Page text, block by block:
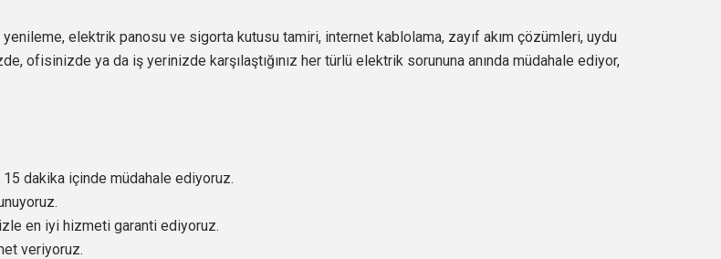
elektrik panosu ve sigorta kutusu tamiri, internet kablolama, zayıf akım çözümleri, uydu
ofisinizde ya da iş yerinizde karşılaştığınız her türlü elektrik sorununa anında müdahale ediyor,
15 dakika içinde müdahale ediyoruz.
en iyi hizmeti garanti ediyoruz.
veriyoruz.